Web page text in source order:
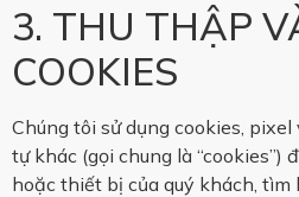
3. THU THẬP
COOKIES
Chúng tôi sử dụng cookies,
tự khác (gọi chung là
hoặc thiết bị của quý khách,